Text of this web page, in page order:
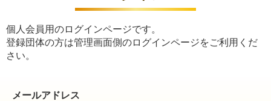
個人会員用のログインページです。
登録団体の方は管理画面側のログインページをご利用くだ
さい。
メールアドレス